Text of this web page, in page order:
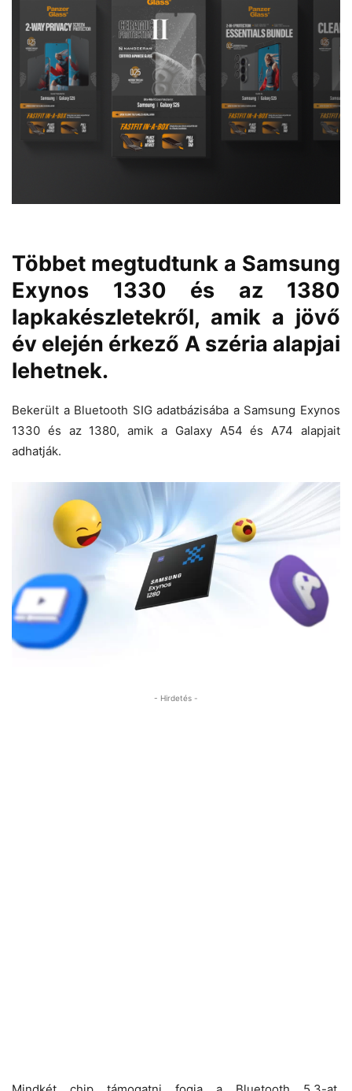
Többet megtudtunk a Samsung
Exynos 1330 és az 1380
lapkakészletekről, amik a jövő
év elején érkező A széria alapjai
lehetnek.
Bekerült a Bluetooth SIG adatbázisába a Samsung Exynos
1330 és az 1380, amik a Galaxy A54 és A74 alapjait
adhatják.
- Hirdetés -